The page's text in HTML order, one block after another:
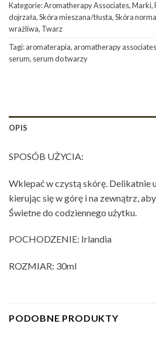
Kategorie:Aromatherapy Associates,Marki,
dojrzała,Skóra mieszana/tłusta,Skóra
wrażliwa, Twarz
Tagi:aromaterapia, aromatherapy associates
serum, serum do twarzy
OPIS
SPOSÓB UŻYCIA:
Wklepać w czystą skórę. Delikatnie
kierując się w górę i na zewnątrz,
Świetne do codziennego użytku.
POCHODZENIE: Irlandia
ROZMIAR: 30ml
PODOBNE PRODUKTY